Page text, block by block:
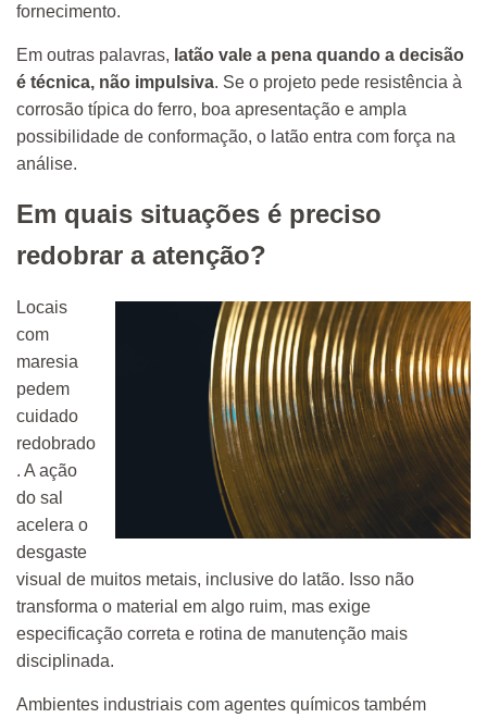
fornecimento.
Em outras palavras, latão vale a pena quando a decisão
é técnica, não impulsiva. Se o projeto pede resistência à
corrosão típica do ferro, boa apresentação e ampla
possibilidade de conformação, o latão entra com força na
análise.
Em quais situações é preciso
redobrar a atenção?
Locais
com
maresia
pedem
cuidado
redobrado
. A ação
do sal
acelera o
desgaste
visual de muitos metais, inclusive do latão. Isso não
transforma o material em algo ruim, mas exige
especificação correta e rotina de manutenção mais
disciplinada.
Ambientes industriais com agentes químicos também